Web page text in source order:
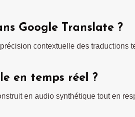
Google Translate ?
contextuelle des traductions
en temps réel ?
en audio synthétique tout en